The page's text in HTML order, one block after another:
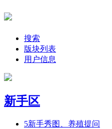
搜索
版块列表
用户信息
新手区
5新手秀图、养殖提问